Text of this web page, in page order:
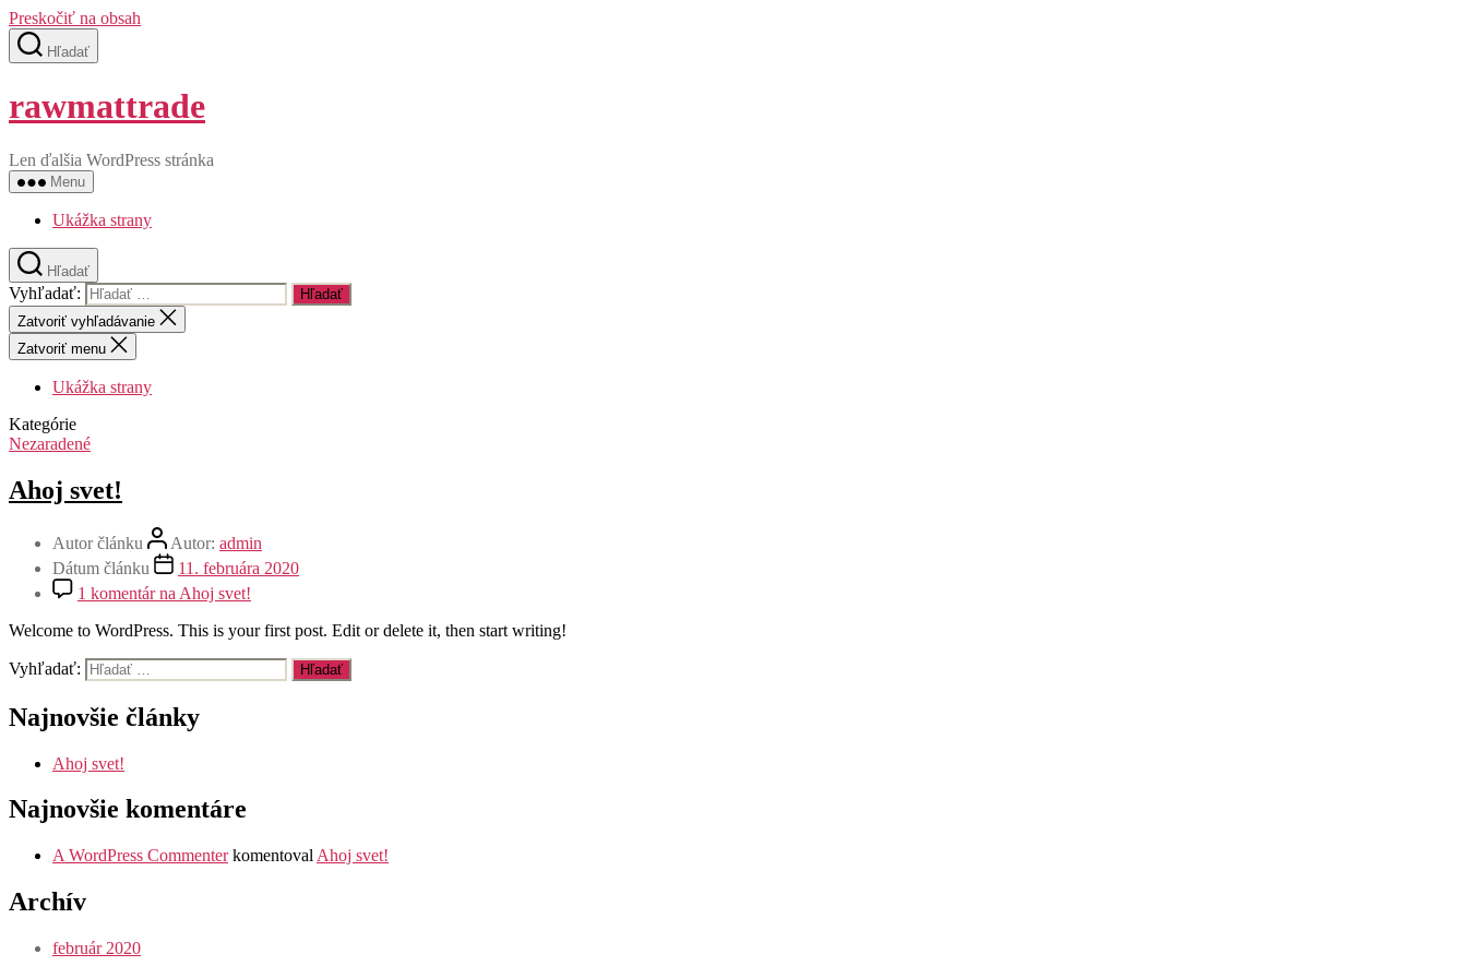
Preskočiť na obsah
Hľadať
rawmattrade
Len ďalšia WordPress stránka
Menu
Ukážka strany
Hľadať
Vyhľadať:
Zatvoriť vyhľadávanie
Zatvoriť menu
Ukážka strany
Kategórie
Nezaradené
Ahoj svet!
Autor článku Autor: admin
Dátum článku
11. februára 2020
1 komentárna Ahoj svet!
Welcome to WordPress. This is your first post. Edit or delete it, then start writing!
Vyhľadať:
Najnovšie články
Ahoj svet!
Najnovšie komentáre
A WordPress Commenterkomentoval Ahoj svet!
Archív
február 2020